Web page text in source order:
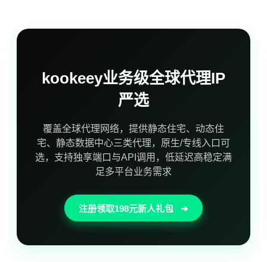
kookeey业务级全球代理IP
严选
覆盖全球代理网络，提供静态住宅、动态住
宅、静态数据中心三类代理，原生/专线入口可
选，支持独享端口与API调用，低延迟高稳定满
足多平台业务需求
注册领取198元新人礼包 ➔